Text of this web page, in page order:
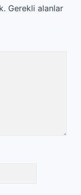
Gerekli alanlar